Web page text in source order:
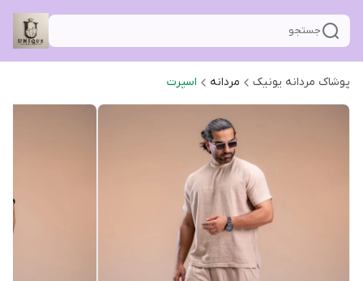
جستجو
پوشاک مردانه یونیک مردانه اسپرت